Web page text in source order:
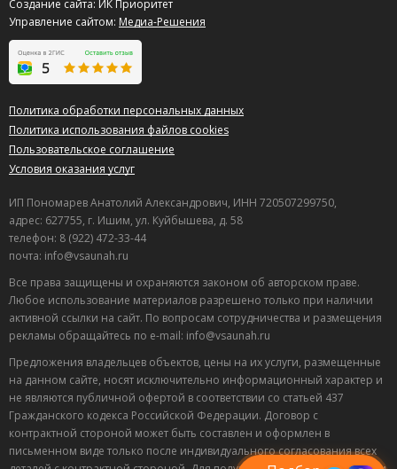
Создание сайта: ИК Приоритет
Управление сайтом: Медиа-Решения
Политика обработки персональных данных
Политика использования файлов cookies
Пользовательское соглашение
Условия оказания услуг
ИП Пономарев Анатолий Александрович, ИНН 720507299750,
адрес: 627755, г. Ишим, ул. Куйбышева, д. 58
телефон: 8 (922) 472-33-44
почта: info@vsaunah.ru
Все права защищены и охраняются законом об авторском праве.
Любое использование материалов разрешено только при наличии
активной ссылки на сайт. По вопросам сотрудничества и размещения
рекламы обращайтесь по e-mail: info@vsaunah.ru
Предложения владельцев объектов, цены на их услуги, размещенные
на данном сайте, носят исключительно информационный характер и
не являются публичной офертой в соответствии со статьей 437
Гражданского кодекса Российской Федерации. Договор с
контрактной стороной может быть составлен и оформлен в
письменном виде только после индивидуального согласования всех
Лучшие
спецпредложения
саун
Подписывайтесь в Telegram или MAX —
пришлём свежие скидки